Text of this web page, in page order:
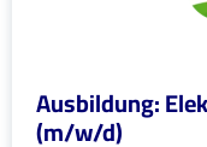
Ausbildung:
(m/w/d)